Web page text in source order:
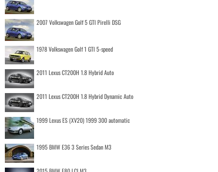
2007 Volkswagen Golf 5 GTI Pirelli DSG
1978 Volkswagen Golf 1 GTI 5-speed
2011 Lexus CT200H 1.8 Hybrid Auto
2011 Lexus CT200H 1.8 Hybrid Dynamic Auto
1999 Lexus ES (XV20) 1999 300 automatic
1995 BMW E36 3 Series Sedan M3